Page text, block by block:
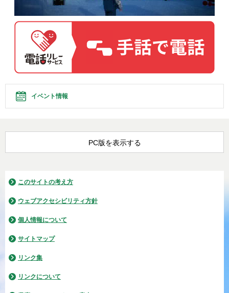
イベント情報
PC版を表示する
このサイトの考え方
ウェブアクセシビリティ方針
個人情報について
サイトマップ
リンク集
リンクについて